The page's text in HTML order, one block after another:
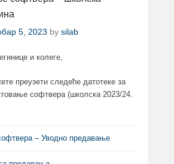
5, 2023 by silab
и колеге,
преузети следеће датотеке за
софтвера (школска 2023/24.
– Уводно предавање